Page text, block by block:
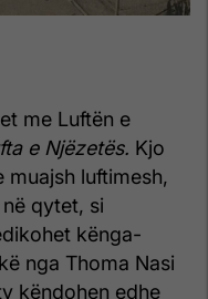
me Luftën e
e Njëzetës. Kjo
muajsh luftimesh,
qytet, si
kënga-
nga Thoma Nasi
këndohen edhe